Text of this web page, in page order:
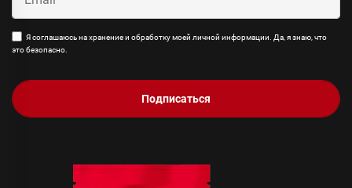
Я соглашаюсь на хранение и обработку моей личной информации. Да, я знаю, что
это безопасно.
Подписаться